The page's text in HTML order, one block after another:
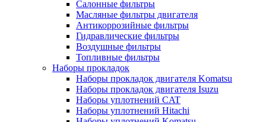
Салонные фильтры
Масляные фильтры двигателя
Антикоррозийные фильтры
Гидравлические фильтры
Воздушные фильтры
Топливные фильтры
Наборы прокладок
Наборы прокладок двигателя Komatsu
Наборы прокладок двигателя Isuzu
Наборы уплотнений CAT
Наборы уплотнений Hitachi